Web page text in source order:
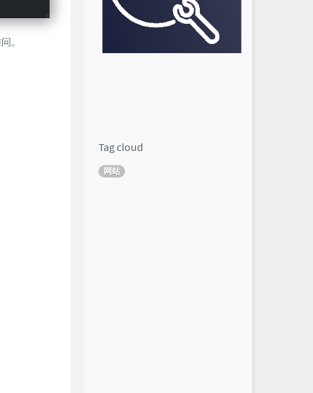
。
Tag cloud
网站